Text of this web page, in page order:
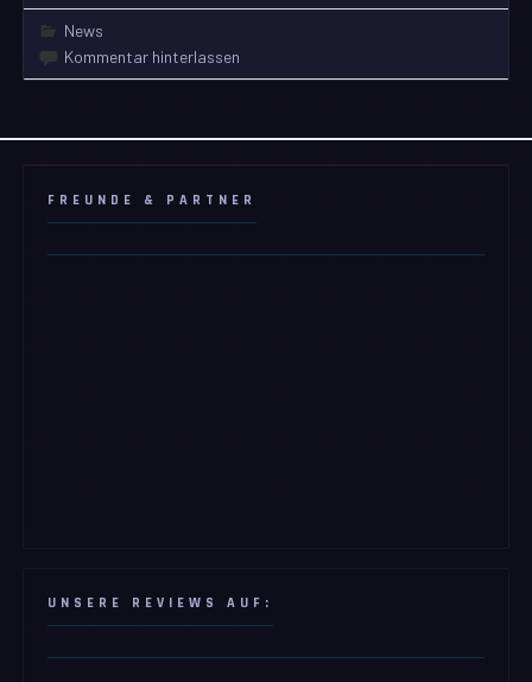
News
Kommentar hinterlassen
FREUNDE & PARTNER
UNSERE REVIEWS AUF: